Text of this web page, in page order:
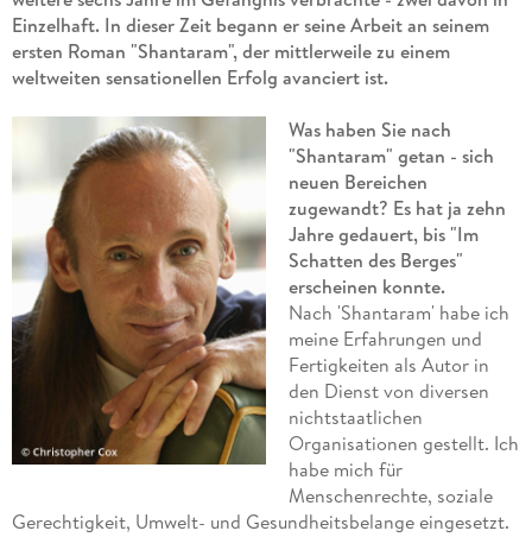
Einzelhaft. In dieser Zeit begann er seine Arbeit an seinem
ersten Roman "Shantaram", der mittlerweile zu einem
weltweiten sensationellen Erfolg avanciert ist.
Was haben Sie nach
"Shantaram" getan - sich
neuen Bereichen
zugewandt? Es hat ja zehn
Jahre gedauert, bis "Im
Schatten des Berges"
erscheinen konnte.
Nach 'Shantaram' habe ich
meine Erfahrungen und
Fertigkeiten als Autor in
den Dienst von diversen
nichtstaatlichen
Organisationen gestellt. Ich
habe mich für
Menschenrechte, soziale
Gerechtigkeit, Umwelt- und Gesundheitsbelange eingesetzt.